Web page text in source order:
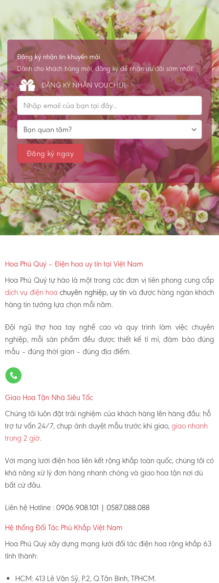
Đăng ký nhận tin khuyến mãi
Dành cho khách hàng mới, đăng ký để nhận ưu đãi sớm nhất!
ĐĂNG KÝ NHẬN VOUCHER
Hoa Phú Quý – Điện hoa uy tín tại Việt Nam
Hoa Phú Quý tự hào là một trong các đơn vị tiên phong cung cấp
dịch vụ điện hoachuyên nghiệp, uy tín và được hàng ngàn khách
hàng tin tưởng lựa chọn mỗi năm.
Đội ngũ thợ hoa tay nghề cao và quy trình làm việc chuyên
nghiệp, mỗi sản phẩm đều được thiết kế tỉ mỉ, đảm bảo đúng
mẫu – đúng thời gian – đúng địa điểm.
Giao Hoa Tận Nhà Siêu Tốc
Chúng tôi luôn đặt trải nghiệm của khách hàng lên hàng đầu: hỗ
trợ tư vấn 24/7, chụp ảnh duyệt mẫu trước khi giao,giao nhanh
trong 2 giờ.
Với mạng lưới điện hoa liên kết rộng khắp toàn quốc, chúng tôi có
khả năng xử lý đơn hàng nhanh chóng và giao hoa tận nơi dù
bất cứ đâu.
Liên hệ Hotline : 0906.908.101 | 0587.088.088
Hệ thống Đối Tác Phủ Khắp Việt Nam
Hoa Phú Quý xây dựng mạng lưới đối tác điện hoa rộng khắp 63
tỉnh thành:
HCM: 413 Lê Văn Sỹ, P.2, Q.Tân Bình, TPHCM.